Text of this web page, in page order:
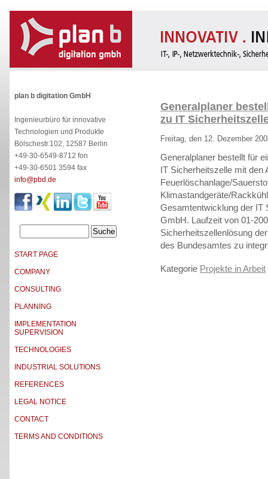
plan b digitation GmbH
Ingenieurbüro für innovative
Technologien und Produkte
Bölschestr.102, 12587 Berlin
+49-30-6549-8712 fon
+49-30-6501 3594 fax
info@pbd.de
START PAGE
COMPANY
CONSULTING
PLANNING
IMPLEMENTATION
SUPERVISION
TECHNOLOGIES
INDUSTRIAL SOLUTIONS
REFERENCES
LEGAL NOTICE
CONTACT
TERMS AND CONDITIONS
Generalplaner
zu IT
Freitag, den 12. Dezember
Generalplaner bestellt für
IT Sicherheitszelle mit den
Feuerlöschanlage/
Klimastandgeräte/
Gesamtentwicklung der IT
GmbH. Laufzeit von 01-
Sicherheitszellenlösung
des Bundesamtes zu
Kategorie Projekte in Arbeit